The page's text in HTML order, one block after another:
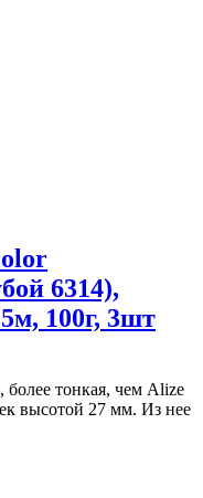
6314),
100г, 3шт
тонкая, чем Alize
высотой 27 мм. Из нее